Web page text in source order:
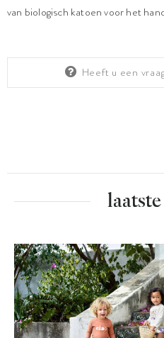
van biologisch katoen voor het
Heeft u een